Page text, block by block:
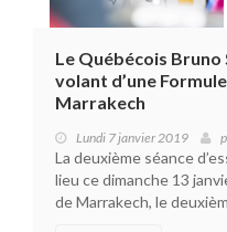
Le Québécois
volant d’une
Marrakech
Lundi 7 janvier 2019
La deuxième séance
lieu ce dimanche 13
de Marrakech, le